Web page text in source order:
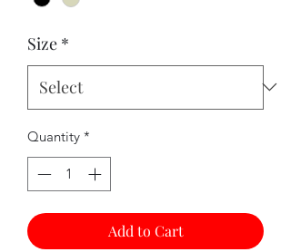
Size *
Quantity *
Add to Cart